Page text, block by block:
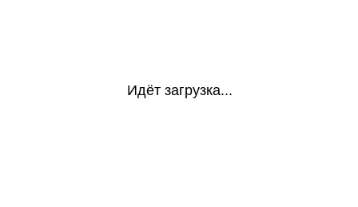
Идёт загрузка...